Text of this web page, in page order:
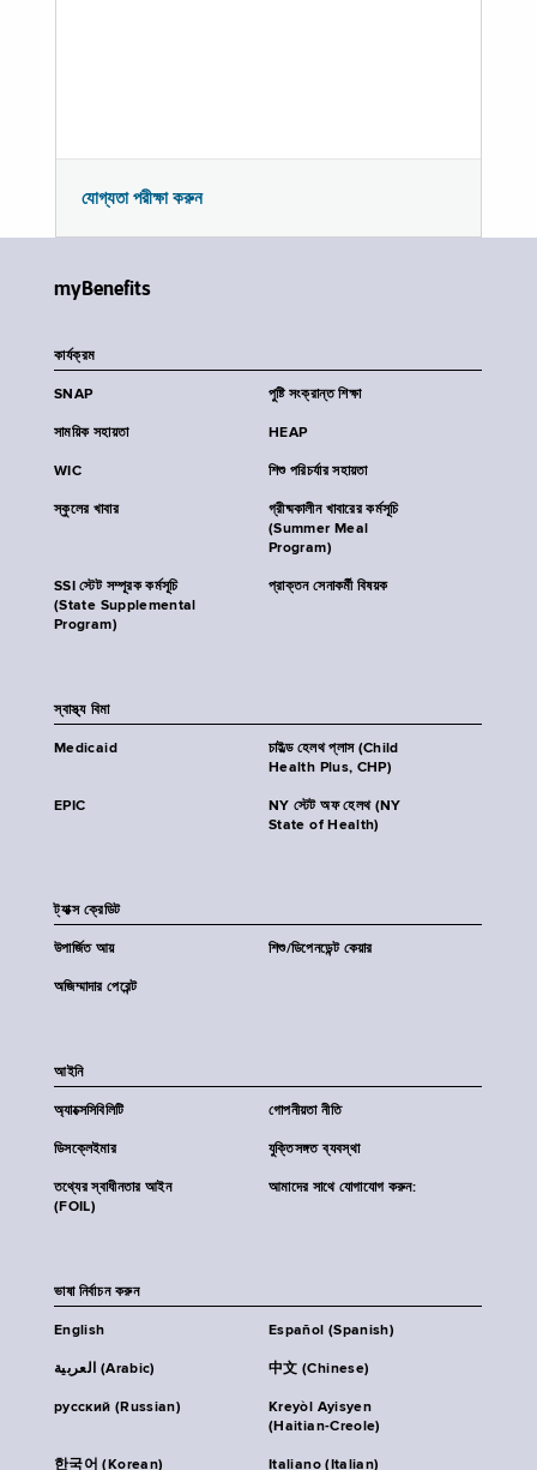
যোগ্যতা পরীক্ষা করুন
myBenefits
কার্যক্রম
SNAP পুষ্টি সংক্রান্ত শিক্ষা
সাময়িক সহায়তা HEAP
WIC শিশু পরিচর্যার সহায়তা
স্কুলের খাবার
গ্রীষ্মকালীন খাবারের কর্মসূচি
(Summer Meal
Program)
SSI স্টেট সম্পূরক কর্মসূচি
(State Supplemental
Program)
প্রাক্তন সেনাকর্মী বিষয়ক
স্বাস্থ্য বিমা
Medicaid
চাইল্ড হেলথ প্লাস (Child
Health Plus, CHP)
EPIC
NY স্টেট অফ হেলথ (NY
State of Health)
ট্যাক্স ক্রেডিট
উপার্জিত আয় শিশু/ডিপেনডেন্ট কেয়ার
অজিম্মাদার পেরেন্ট
আইনি
অ্যাক্সেসিবিলিটি গোপনীয়তা নীতি
ডিসক্লেইমার যুক্তিসঙ্গত ব্যবস্থা
তথ্যের স্বাধীনতার আইন
(FOIL)
আমাদের সাথে যোগাযোগ করুন:
ভাষা নির্বাচন করুন
English Español (Spanish)
العربية (Arabic) 中文 (Chinese)
русский (Russian)
Kreyòl Ayisyen
(Haitian-Creole)
한국어 (Korean) Italiano (Italian)